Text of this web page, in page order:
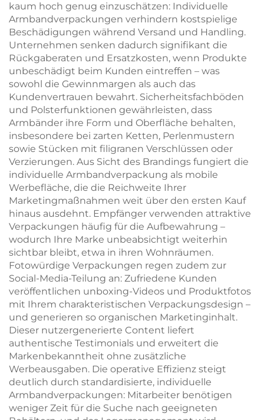
kaum hoch genug einzuschätzen: Individuelle
Armbandverpackungen verhindern kostspielige
Beschädigungen während Versand und Handling.
Unternehmen senken dadurch signifikant die
Rückgaberaten und Ersatzkosten, wenn Produkte
unbeschädigt beim Kunden eintreffen – was
sowohl die Gewinnmargen als auch das
Kundenvertrauen bewahrt. Sicherheitsfachböden
und Polsterfunktionen gewährleisten, dass
Armbänder ihre Form und Oberfläche behalten,
insbesondere bei zarten Ketten, Perlenmustern
sowie Stücken mit filigranen Verschlüssen oder
Verzierungen. Aus Sicht des Brandings fungiert die
individuelle Armbandverpackung als mobile
Werbefläche, die die Reichweite Ihrer
Marketingmaßnahmen weit über den ersten Kauf
hinaus ausdehnt. Empfänger verwenden attraktive
Verpackungen häufig für die Aufbewahrung –
wodurch Ihre Marke unbeabsichtigt weiterhin
sichtbar bleibt, etwa in ihren Wohnräumen.
Fotowürdige Verpackungen regen zudem zur
Social-Media-Teilung an: Zufriedene Kunden
veröffentlichen unboxing-Videos und Produktfotos
mit Ihrem charakteristischen Verpackungsdesign –
und generieren so organischen Marketinginhalt.
Dieser nutzergenerierte Content liefert
authentische Testimonials und erweitert die
Markenbekanntheit ohne zusätzliche
Werbeausgaben. Die operative Effizienz steigt
deutlich durch standardisierte, individuelle
Armbandverpackungen: Mitarbeiter benötigen
weniger Zeit für die Suche nach geeigneten